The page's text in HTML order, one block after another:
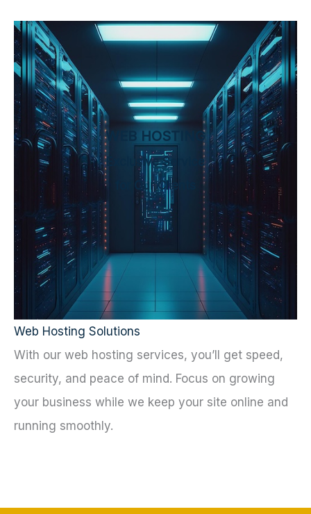
WEB HOSTING
Exclusive Service
for Our Clients
Web Hosting Solutions
With our web hosting services, you’ll get speed,
security, and peace of mind. Focus on growing
your business while we keep your site online and
running smoothly.